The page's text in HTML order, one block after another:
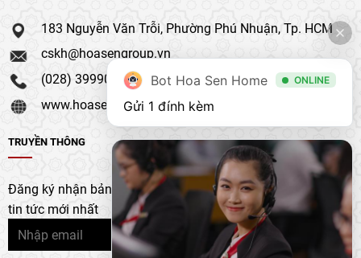
183 Nguyễn Văn Trỗi, Phường Phú Nhuận, Tp. HCM
cskh@hoasengroup.vn
(028) 39990 111
www.hoasengroup.vn
TRUYỀN THÔNG
Đăng ký nhận bản tin của chúng tôi để nhận bản cập nhật &
tin tức mới nhất
Bot Hoa Sen Home ONLINE
Gửi 1 đính kèm